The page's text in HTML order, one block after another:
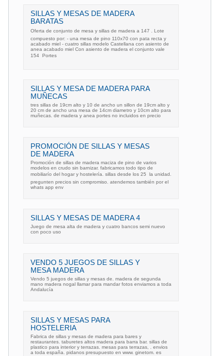
SILLAS Y MESAS DE MADERA
BARATAS
Oferta de conjunto de mesa y sillas de madera a 147 . Lote
compuesto por: - una mesa de pino 110x70 con pata recta y
acabado miel - cuatro sillas modelo Castellana con asiento de
anea acabado miel Con asiento de madera el conjunto vale
154  Portes
SILLAS Y MESA DE MADERA PARA
MUÑECAS
tres sillas de 19cm alto y 10 de ancho un sillon de 19cm alto y
20 cm de ancho una mesa de 14cm diametro y 10cm alto para
muñecas. de madera y anea portes no incluidos en precio
PROMOCIÓN DE SILLAS Y MESAS
DE MADERA
Promoción de sillas de madera maciza de pino de varios
modelos en crudo sin barnizar. fabricamos todo tipo de
mobiliarío del hogar y hostelería. sillas desde los 25  la unidad.
pregunten precios sin compromiso. atendemos también por el
whats app env
SILLAS Y MESAS DE MADERA 4
Juego de mesa alta de madera y cuatro bancos semi nuevo
con poco uso
VENDO 5 JUEGOS DE SILLAS Y
MESA MADERA
Vendo 5 juegos de sillas y mesas de. madera de segunda
mano madera nogal llamar para mandar fotos enviamos a toda
Andalucía
SILLAS Y MESAS PARA
HOSTELERIA
Fabrica de sillas y mesas de madera para bares y
restaurantes. taburetes altos madera para barra bar. sillas de
plastico para interior y terrazas. mesas para terrazas, . envios
a toda españa. pidanos presupuesto en www. ginetom. es